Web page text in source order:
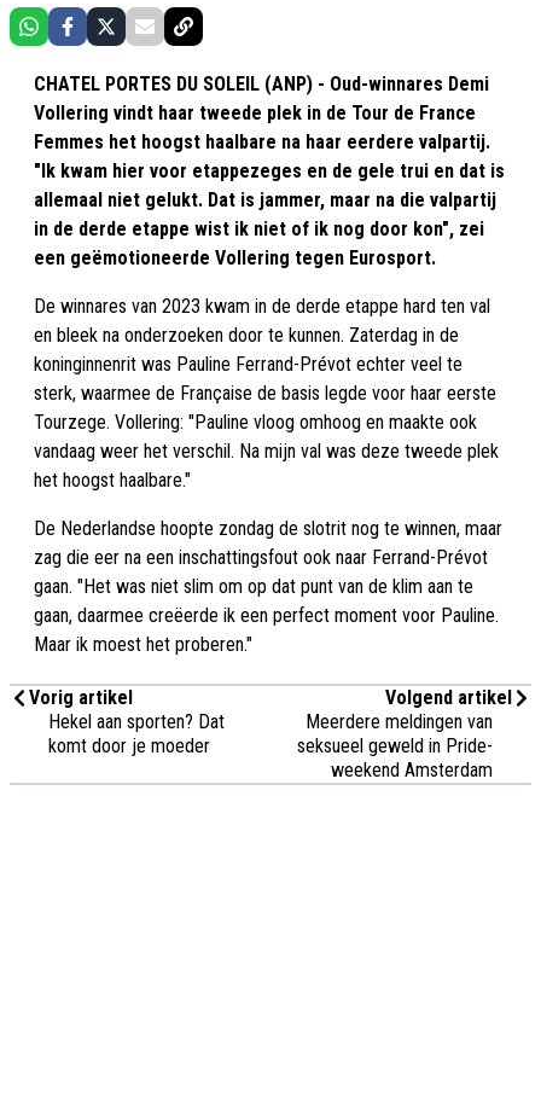
CHATEL PORTES DU SOLEIL (ANP) - Oud-winnares Demi
Vollering vindt haar tweede plek in de Tour de France
Femmes het hoogst haalbare na haar eerdere valpartij.
"Ik kwam hier voor etappezeges en de gele trui en dat is
allemaal niet gelukt. Dat is jammer, maar na die valpartij
in de derde etappe wist ik niet of ik nog door kon", zei
een geëmotioneerde Vollering tegen Eurosport.
De winnares van 2023 kwam in de derde etappe hard ten val
en bleek na onderzoeken door te kunnen. Zaterdag in de
koninginnenrit was Pauline Ferrand-Prévot echter veel te
sterk, waarmee de Française de basis legde voor haar eerste
Tourzege. Vollering: "Pauline vloog omhoog en maakte ook
vandaag weer het verschil. Na mijn val was deze tweede plek
het hoogst haalbare."
De Nederlandse hoopte zondag de slotrit nog te winnen, maar
zag die eer na een inschattingsfout ook naar Ferrand-Prévot
gaan. "Het was niet slim om op dat punt van de klim aan te
gaan, daarmee creëerde ik een perfect moment voor Pauline.
Maar ik moest het proberen."
Vorig artikel
Hekel aan sporten? Dat
komt door je moeder
Volgend artikel
Meerdere meldingen van
seksueel geweld in Pride-
weekend Amsterdam